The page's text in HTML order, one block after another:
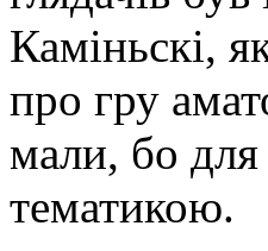
Каміньскі,
про гру
мали, бо для
тематикою.